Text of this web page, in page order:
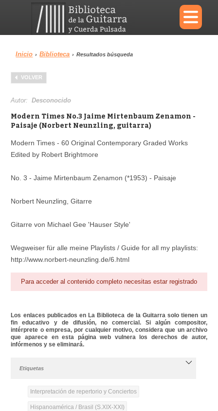
×
Menu
Biblioteca
Reproductor
Inicio › Biblioteca › Resultados búsqueda
VOLVER
Autor:Desconocido
Modern Times No.3 Jaime Mirtenbaum Zenamon -
Paisaje (Norbert Neunzling, guitarra)
Modern Times - 60 Original Contemporary Graded Works
Edited by Robert Brightmore
No. 3 - Jaime Mirtenbaum Zenamon (*1953) - Paisaje
Norbert Neunzling, Gitarre
Gitarre von Michael Gee 'Hauser Style'
Wegweiser für alle meine Playlists / Guide for all my playlists:
http://www.norbert-neunzling.de/6.html
Para acceder al contenido completo necesitas estar registrado
Los enlaces publicados en La Biblioteca de la Guitarra solo tienen un
fin educativo y de difusión, no comercial. Si algún compositor,
intérprete o empresa, por cualquier motivo, considera que un archivo
que aparece en esta página web vulnera los derechos de autor,
infórmenos y se eliminará.
Etiquetas
Interpretación de repertorio y Conciertos
Hispanoamérica / Brasil (S.XIX-XXI)